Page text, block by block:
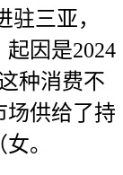
三亚，
因是2024
种消费不
场供给了持
。